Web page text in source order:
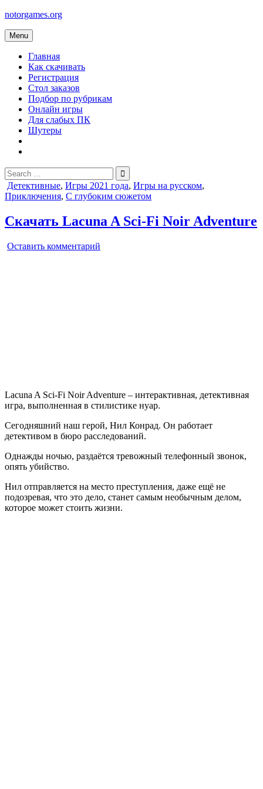
Skip
content
notorgames.org
Menu
Главная
Как скачивать
Регистрация
Стол заказов
Подбор по рубрикам
Онлайн игры
Для слабых ПК
Шутеры
Search
for:
Posted
in
Детективные, Игры 2021 года, Игры на русском,
Приключения, С глубоким сюжетом
Скачать Lacuna A Sci-Fi Noir Adventure
Оставить комментарий
Lacuna A Sci-Fi Noir Adventure – интерактивная, детективная
игра, выполненная в стилистике нуар.
Сегодняшний наш герой, Нил Конрад. Он работает
детективом в бюро расследований.
Однажды ночью, раздаётся тревожный телефонный звонок,
опять убийство.
Нил отправляется на место преступления, даже ещё не
подозревая, что это дело, станет самым необычным делом,
которое может стоить жизни.